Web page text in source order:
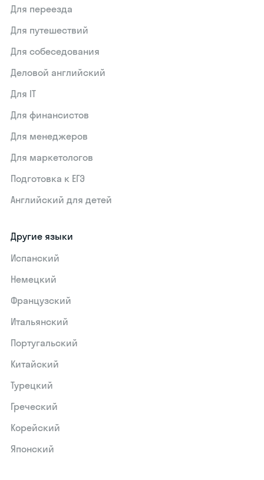
Для переезда
Для путешествий
Для собеседования
Деловой английский
Для IT
Для финансистов
Для менеджеров
Для маркетологов
Подготовка к ЕГЭ
Английский для детей
Другие языки
Испанский
Немецкий
Французский
Итальянский
Португальский
Китайский
Турецкий
Греческий
Корейский
Японский